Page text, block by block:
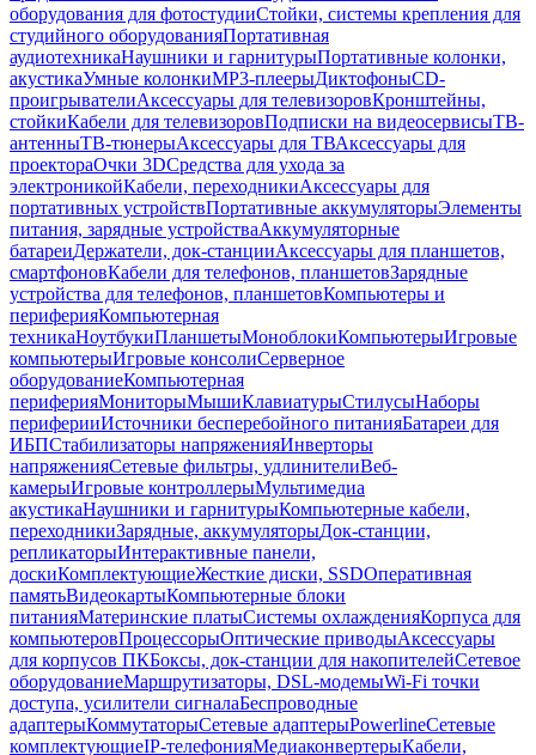
оборудования для фотостудииСтойки, системы крепления для
студийного оборудованияПортативная
аудиотехникаНаушники и гарнитурыПортативные колонки,
акустикаУмные колонкиMP3-плеерыДиктофоныCD-
проигрывателиАксессуары для телевизоровКронштейны,
стойкиКабели для телевизоровПодписки на видеосервисыТВ-
антенныТВ-тюнерыАксессуары для ТВАксессуары для
проектораОчки 3DСредства для ухода за
электроникойКабели, переходникиАксессуары для
портативных устройствПортативные аккумуляторыЭлементы
питания, зарядные устройстваАккумуляторные
батареиДержатели, док-станцииАксессуары для планшетов,
смартфоновКабели для телефонов, планшетовЗарядные
устройства для телефонов, планшетовКомпьютеры и
периферияКомпьютерная
техникаНоутбукиПланшетыМоноблокиКомпьютерыИгровые
компьютерыИгровые консолиСерверное
оборудованиеКомпьютерная
периферияМониторыМышиКлавиатурыСтилусыНаборы
периферииИсточники бесперебойного питанияБатареи для
ИБПСтабилизаторы напряженияИнверторы
напряженияСетевые фильтры, удлинителиВеб-
камерыИгровые контроллерыМультимедиа
акустикаНаушники и гарнитурыКомпьютерные кабели,
переходникиЗарядные, аккумуляторыДок-станции,
репликаторыИнтерактивные панели,
доскиКомплектующиеЖесткие диски, SSDОперативная
памятьВидеокартыКомпьютерные блоки
питанияМатеринские платыСистемы охлажденияКорпуса для
компьютеровПроцессорыОптические приводыАксессуары
для корпусов ПКБоксы, док-станции для накопителейСетевое
оборудованиеМаршрутизаторы, DSL-модемыWi-Fi точки
доступа, усилители сигналаБеспроводные
адаптерыКоммутаторыСетевые адаптерыPowerlineСетевые
комплектующиеIP-телефонияМедиаконвертерыКабели,